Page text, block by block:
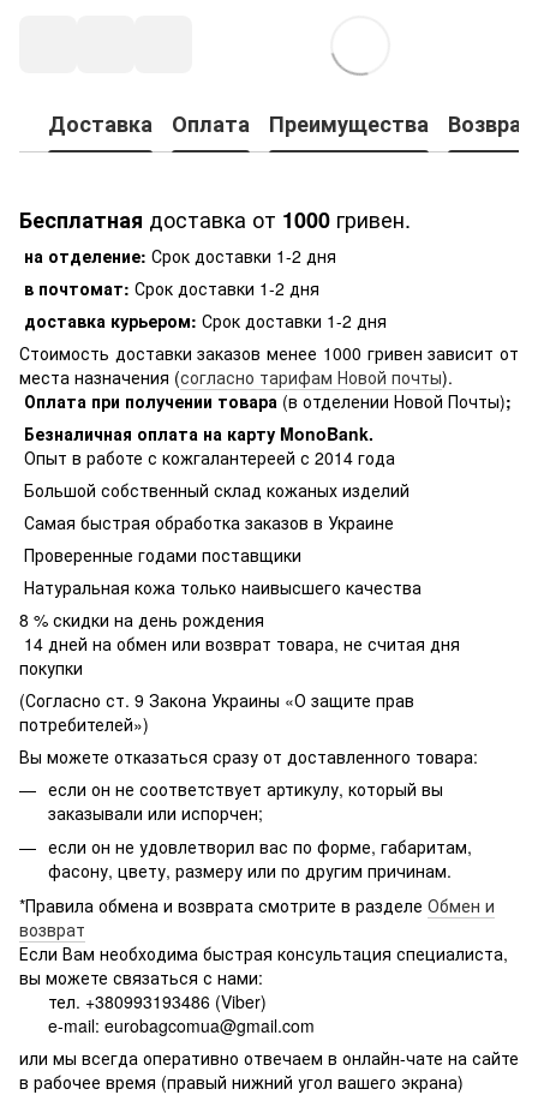
Доставка Оплата Преимущества Возврат
Бесплатная доставка от 1000 гривен.
на отделение: Срок доставки 1-2 дня
в почтомат: Срок доставки 1-2 дня
доставка курьером: Срок доставки 1-2 дня
Стоимость доставки заказов менее 1000 гривен зависит от
места назначения (согласно тарифам Новой почты).
Оплата при получении товара (в отделении Новой Почты);
Безналичная оплата на карту MonoBank.
Опыт в работе с кожгалантереей с 2014 года
Большой собственный склад кожаных изделий
Самая быстрая обработка заказов в Украине
Проверенные годами поставщики
Натуральная кожа только наивысшего качества
8 % скидки на день рождения
14 дней на обмен или возврат товара, не считая дня
покупки
(Согласно ст. 9 Закона Украины «О защите прав
потребителей»)
Вы можете отказаться сразу от доставленного товара:
если он не соответствует артикулу, который вы
заказывали или испорчен;
если он не удовлетворил вас по форме, габаритам,
фасону, цвету, размеру или по другим причинам.
*Правила обмена и возврата смотрите в разделе Обмен и
возврат
Если Вам необходима быстрая консультация специалиста,
вы можете связаться с нами:
тел. +380993193486 (Viber)
e-mail: eurobagcomua@gmail.com
или мы всегда оперативно отвечаем в онлайн-чате на сайте
в рабочее время (правый нижний угол вашего экрана)